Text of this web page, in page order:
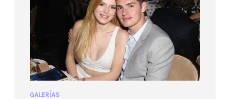
GALERÍAS